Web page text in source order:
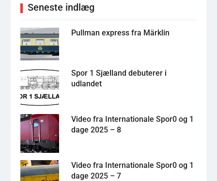
Seneste indlæg
Pullman express fra Märklin
Spor 1 Sjælland debuterer i
udlandet
Video fra Internationale Spor0 og 1
dage 2025 – 8
Video fra Internationale Spor0 og 1
dage 2025 – 7